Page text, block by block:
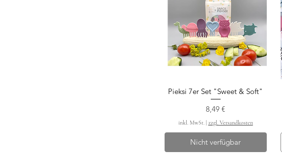
Schnellansicht
Pieksi 7er Set "Sweet & Soft"
Preis
8,49 €
inkl. MwSt. | zzgl. Versandkosten
Nicht verfügbar